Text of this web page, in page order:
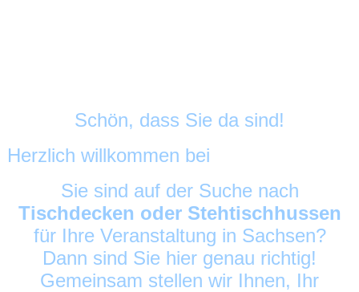
Schön, dass Sie da sind!
Herzlich willkommen bei
Sie sind auf der Suche nach
Tischdecken oder Stehtischhussen
für Ihre Veranstaltung in Sachsen?
Dann sind Sie hier genau richtig!
Gemeinsam stellen wir Ihnen, Ihr